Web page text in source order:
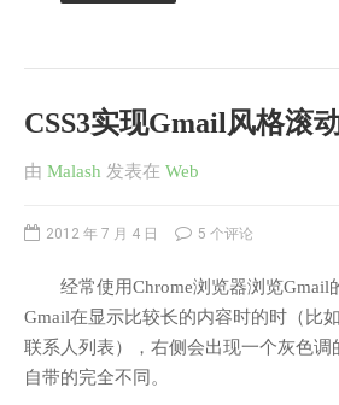
CSS3实现Gmail风格滚
由 Malash 发表在 Web
2012 年 7 月 4 日 5 个评论
经常使用Chrome浏览器浏览Gmail
Gmail在显示比较长的内容时的时（比
联系人列表），右侧会出现一个灰色调
自带的完全不同。